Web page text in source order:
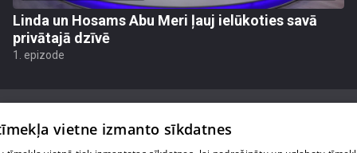
Linda un Hosams Abu Meri ļauj ielūkoties savā
privātajā dzīvē
1. epizode
vietne izmanto sīkdatnes